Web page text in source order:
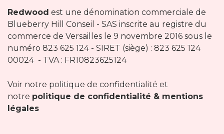
Redwood est une dénomination commerciale de
Blueberry Hill Conseil - SAS inscrite au registre du
commerce de Versailles le 9 novembre 2016 sous le
numéro 823 625 124 - SIRET (siège) : 823 625 124
00024 - TVA : FR10823625124
Voir notre politique de confidentialité et
notre politique de confidentialité & mentions
légales